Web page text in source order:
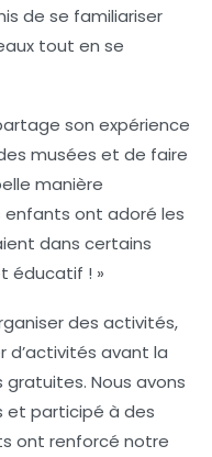
de se familiariser
tout en se
son expérience
musées et de faire
manière
enfants ont adoré les
dans certains
éducatif ! »
des activités,
d’activités avant la
Nous avons
et participé à des
ont renforcé notre